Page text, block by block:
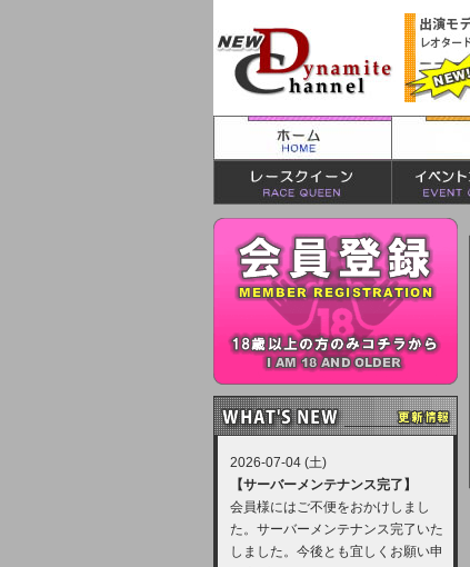
2026-07-04 (土)
【サーバーメンテナンス完了】
会員様にはご不便をおかけしまし
た。サーバーメンテナンス完了いた
しました。今後とも宜しくお願い申